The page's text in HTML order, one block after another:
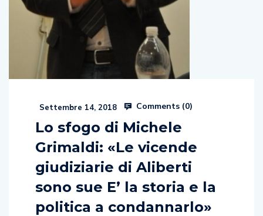
Settembre 14, 2018 Comments (0)
Lo sfogo di Michele
Grimaldi: «Le vicende
giudiziarie di Aliberti
sono sue E’ la storia e la
politica a condannarlo»